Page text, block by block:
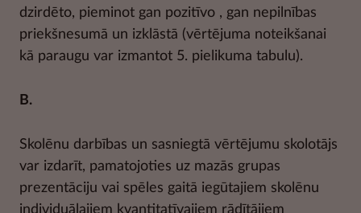
dzirdēto, pieminot gan pozitīvo , gan nepilnības
priekšnesumā un izklāstā (vērtējuma noteikšanai
kā paraugu var izmantot 5. pielikuma tabulu).
B.
Skolēnu darbības un sasniegtā vērtējumu skolotājs
var izdarīt, pamatojoties uz mazās grupas
prezentāciju vai spēles gaitā iegūtajiem skolēnu
individuālajiem kvantitatīvajiem rādītājiem